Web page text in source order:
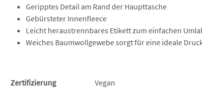
Geripptes Detail am Rand der Haupttasche
Gebürsteter Innenfleece
Leicht heraustrennbares Etikett zum einfachen
Weiches Baumwollgewebe sorgt für eine ideale
Zertifizierung
Vegan